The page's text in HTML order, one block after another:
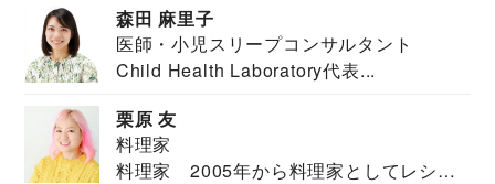
森田 麻里子
医師・小児スリープコンサルタント
Child Health Laboratory代表...
栗原 友
料理家
料理家 2005年から料理家としてレシピ